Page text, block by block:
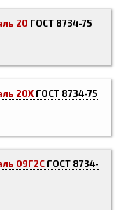
20 ГОСТ 8734-75
20Х ГОСТ 8734-75
09Г2С ГОСТ 8734-